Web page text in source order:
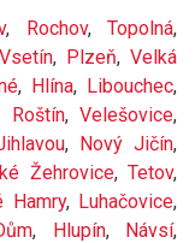
, Rochov,Topolná,
Vsetín, Plzeň,Velká
, Hlína, Libouchec,
Roštín,Velešovice,
, Nový Jičín,
Žehrovice, Tetov,
Hamry, Luhačovice,
, Hlupín, Návsí,